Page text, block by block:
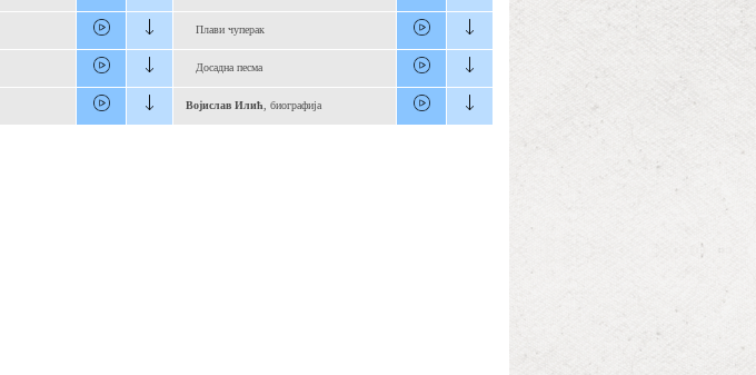
Плави чуперак
Досадна песма
Војислав Илић , биографија